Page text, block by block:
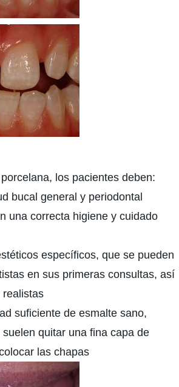
los pacientes deben:
bucal general y periodontal
una correcta higiene y cuidado
específicos, que se pueden
en sus primeras consultas, así
realistas
suficiente de esmalte sano,
quitar una fina capa de
las chapas